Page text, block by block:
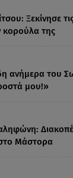
Ξεκίνησε
κορούλα της
ανήμερα του
μου!»
Μάστορα